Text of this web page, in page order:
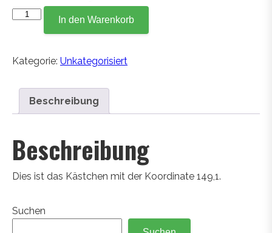
Koordinate
In den Warenkorb
Kategorie: Unkategorisiert
Beschreibung
Beschreibung
Dies ist das Kästchen mit der Koordinate 149,1.
Suchen